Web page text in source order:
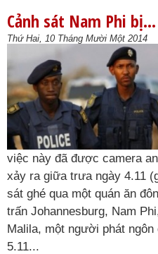
Cảnh sát Nam Phi
Thứ Hai, 10 Tháng Mười Một 2014
việc này đã được camera
xảy ra giữa trưa ngày 4.11
sát ghé qua một quán ăn
trấn Johannesburg, Nam
Malila, một người phát
5.11...